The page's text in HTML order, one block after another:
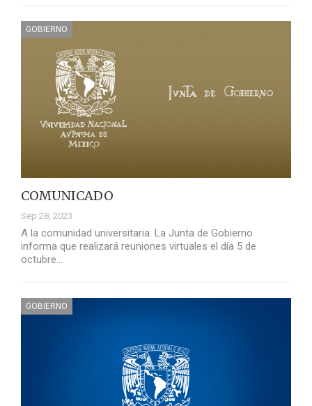
GOBIERNO
COMUNICADO
Sep 28, 2023
A la comunidad universitaria: La Junta de Gobierno
informa que realizará reuniones virtuales el día 5 de
octubre…
GOBIERNO